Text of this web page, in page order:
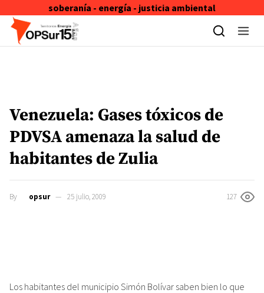
soberanía - energía - justicia ambiental
Skip to content
Venezuela: Gases tóxicos de
PDVSA amenaza la salud de
habitantes de Zulia
By opsur 25 julio, 2009 127
Los habitantes del municipio Simón Bolívar saben bien lo que